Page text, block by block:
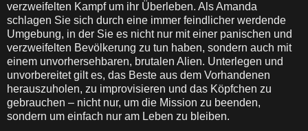
verzweifelten Kampf um ihr Überleben. Als Amanda
schlagen Sie sich durch eine immer feindlicher werdende
Umgebung, in der Sie es nicht nur mit einer panischen und
verzweifelten Bevölkerung zu tun haben, sondern auch mit
einem unvorhersehbaren, brutalen Alien. Unterlegen und
unvorbereitet gilt es, das Beste aus dem Vorhandenen
herauszuholen, zu improvisieren und das Köpfchen zu
gebrauchen – nicht nur, um die Mission zu beenden,
sondern um einfach nur am Leben zu bleiben.